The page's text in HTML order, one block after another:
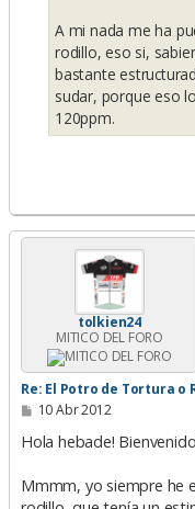
A mi nada me ha
rodillo, eso si,
bastante
sudar, porque eso
120ppm.
tolkien24
MITICO DEL FORO
Re: El Potro de Tortura o
M
n
j
e
10 Abr 2012
Hola hebade!
Mmmm, yo siempre he